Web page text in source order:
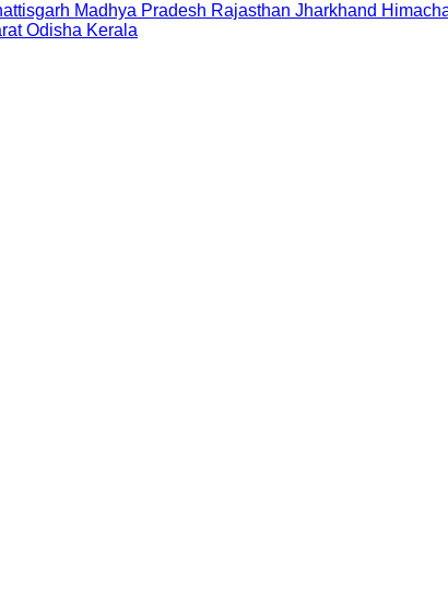
Madhya Pradesh Rajasthan Jharkhand
Odisha Kerala